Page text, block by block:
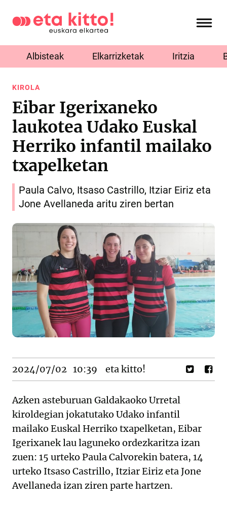
Albisteak Elkarrizketak Iritzia
KIROLA
Eibar Igerixaneko
laukotea Udako Euskal
Herriko infantil mailako
txapelketan
Paula Calvo, Itsaso Castrillo, Itziar Eiriz eta
Jone Avellaneda aritu ziren bertan
2024/07/02 10:39 eta kitto!
Azken asteburuan Galdakaoko Urretal
kiroldegian jokatutako Udako infantil
mailako Euskal Herriko txapelketan, Eibar
Igerixanek lau laguneko ordezkaritza izan
zuen: 15 urteko Paula Calvorekin batera, 14
urteko Itsaso Castrillo, Itziar Eiriz eta Jone
Avellaneda izan ziren parte hartzen.